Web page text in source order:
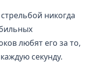
никогда
любят его за то,
секунду.